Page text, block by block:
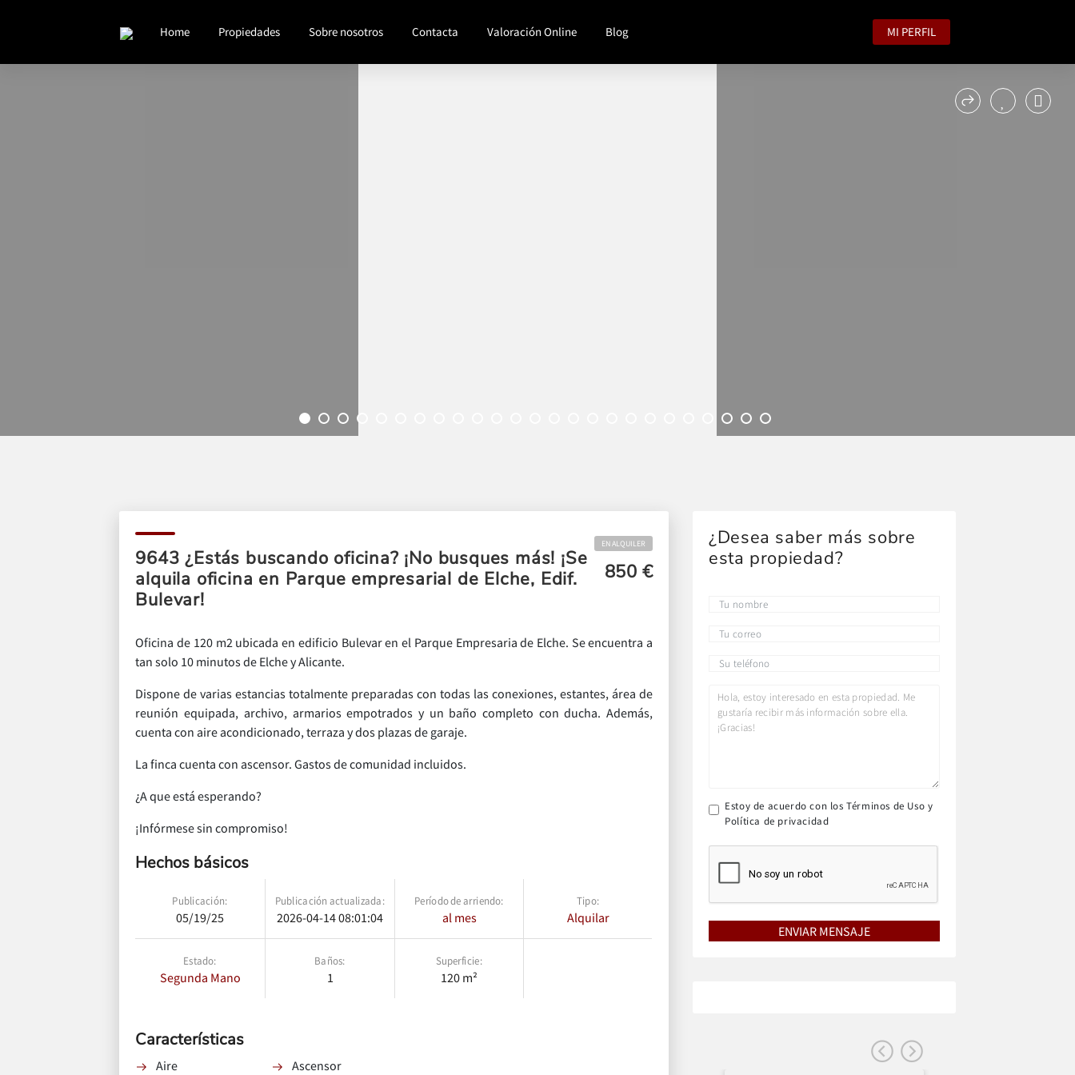
Home Propiedades Sobre nosotros Contacta Valoración Online Blog MI PERFIL
9643 ¿Estás buscando oficina? ¡No busques más! ¡Se
alquila oficina en Parque empresarial de Elche, Edif.
Bulevar!
EN ALQUILER
850 €
Oficina de 120 m2 ubicada en edificio Bulevar en el Parque Empresaria de Elche. Se encuentra a
tan solo 10 minutos de Elche y Alicante.
Dispone de varias estancias totalmente preparadas con todas las conexiones, estantes, área de
reunión equipada, archivo, armarios empotrados y un baño completo con ducha. Además,
cuenta con aire acondicionado, terraza y dos plazas de garaje.
La finca cuenta con ascensor. Gastos de comunidad incluidos.
¿A que está esperando?
¡Infórmese sin compromiso!
Hechos básicos
Publicación:
05/19/25
Publicación actualizada:
2026-04-14 08:01:04
Período de arriendo:
al mes
Tipo:
Alquilar
Estado:
Segunda Mano
Baños:
1
Superficie:
120 m²
Características
Aire
Ascensor
Estoy de acuerdo con los Términos de Uso y
Política de privacidad